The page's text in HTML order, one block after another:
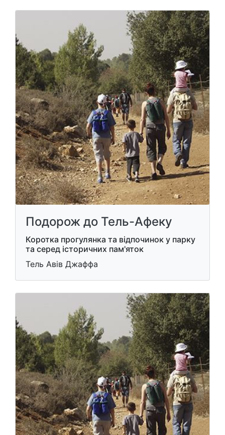
Подорож до Тель-Афеку
Коротка прогулянка та відпочинок у парку
та серед історичних пам'яток
Тель Авів Джаффа